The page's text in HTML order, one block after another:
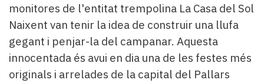
monitores de l'entitat trempolina La Casa del Sol
Naixent van tenir la idea de construir una llufa
gegant i penjar-la del campanar. Aquesta
innocentada és avui en dia una de les festes més
originals i arrelades de la capital del Pallars